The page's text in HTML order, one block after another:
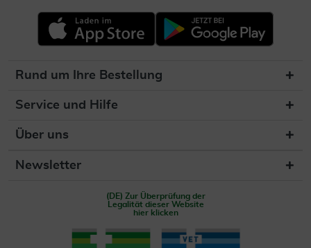
Rund um Ihre Bestellung
Service und Hilfe
Über uns
Newsletter
(DE) Zur Überprüfung der
Legalität dieser Website
hier klicken